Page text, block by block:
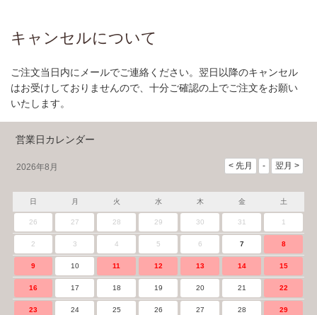
キャンセルについて
ご注文当日内にメールでご連絡ください。翌日以降のキャンセル
はお受けしておりませんので、十分ご確認の上でご注文をお願い
いたします。
営業日カレンダー
2026年8月
日 月 火 水 木 金 土
26 27 28 29 30 31 1
2 3 4 5 6 7 8
9 10 11 12 13 14 15
16 17 18 19 20 21 22
23 24 25 26 27 28 29